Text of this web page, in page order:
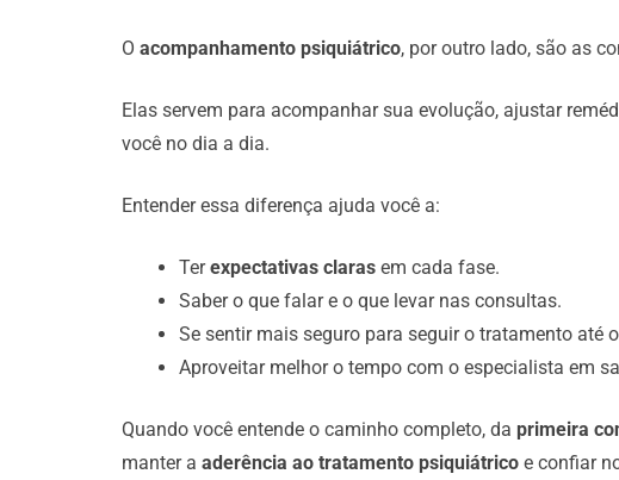
O acompanhamento psiquiátrico, por outro lado, são as
Elas servem para acompanhar sua evolução, ajustar
você no dia a dia.
Entender essa diferença ajuda você a:
Terexpectativas claras em cada fase.
Saber o que falar e o que levar nas consultas.
Se sentir mais seguro para seguir o tratamento até
Aproveitar melhor o tempo com o especialista em
Quando você entende o caminho completo, da primeira
manter a aderência ao tratamento psiquiátrico e confiar